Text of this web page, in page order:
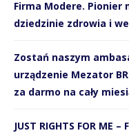
Firma Modere.
dziedzinie zdrowia i
Zostań naszym
urządzenie Mezator
za darmo na cały
JUST RIGHTS FOR ME –